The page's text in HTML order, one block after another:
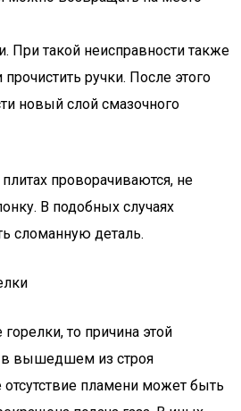
При такой неисправности также
ручки. После этого
новый слой смазочного
проворачиваются, не
В подобных случаях
сломанную деталь.
то причина этой
в вышедшем из строя
пламени может быть